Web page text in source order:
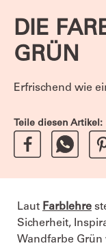
DIE
GRÜN
Erfrischend wie
Teile diesen Artikel:
Laut Farblehre
Sicherheit,
Wandfarbe